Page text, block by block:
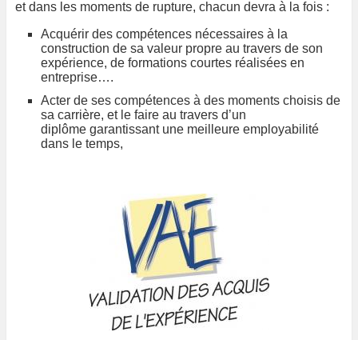
et dans les moments de rupture, chacun devra à la fois :
Acquérir des compétences nécessaires à la
construction de sa valeur propre au travers de son
expérience, de formations courtes réalisées en
entreprise….
Acter de ses compétences à des moments choisis de
sa carrière, et le faire au travers d’un
diplôme garantissant une meilleure employabilité
dans le temps,